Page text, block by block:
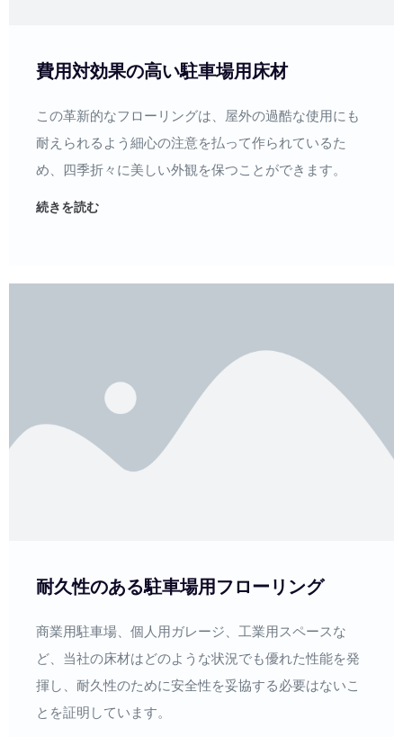
費用対効果の高い駐車場用床材
この革新的なフローリングは、屋外の過酷な使用にも
耐えられるよう細心の注意を払って作られているた
め、四季折々に美しい外観を保つことができます。
続きを読む
耐久性のある駐車場用フローリング
商業用駐車場、個人用ガレージ、工業用スペースな
ど、当社の床材はどのような状況でも優れた性能を発
揮し、耐久性のために安全性を妥協する必要はないこ
とを証明しています。